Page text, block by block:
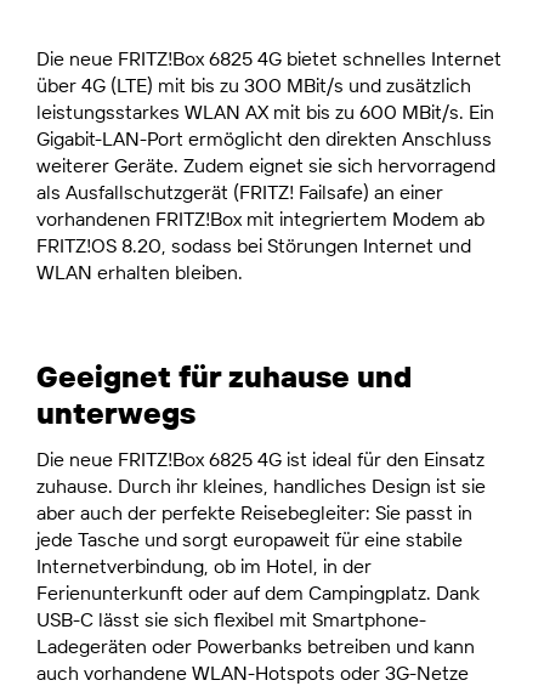
Die neue FRITZ!Box 6825 4G bietet schnelles Internet
über 4G (LTE) mit bis zu 300 MBit/s und zusätzlich
leistungsstarkes WLAN AX mit bis zu 600 MBit/s. Ein
Gigabit-LAN-Port ermöglicht den direkten Anschluss
weiterer Geräte. Zudem eignet sie sich hervorragend
als Ausfallschutzgerät (FRITZ! Failsafe) an einer
vorhandenen FRITZ!Box mit integriertem Modem ab
FRITZ!OS 8.20, sodass bei Störungen Internet und
WLAN erhalten bleiben.
Geeignet für zuhause und
unterwegs
Die neue FRITZ!Box 6825 4G ist ideal für den Einsatz
zuhause. Durch ihr kleines, handliches Design ist sie
aber auch der perfekte Reisebegleiter: Sie passt in
jede Tasche und sorgt europaweit für eine stabile
Internetverbindung, ob im Hotel, in der
Ferienunterkunft oder auf dem Campingplatz. Dank
USB-C lässt sie sich flexibel mit Smartphone-
Ladegeräten oder Powerbanks betreiben und kann
auch vorhandene WLAN-Hotspots oder 3G-Netze